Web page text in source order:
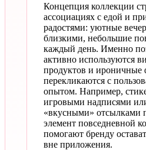
Концепция коллекции
ассоциациях с едой и
радостями: уютные
близкими, небольшие
каждый день. Именно
активно используются
продуктов и ироничные
перекликаются с
опытом. Например,
игровыми надписями
«вкусными» отсылками
элемент повседневной
помогают бренду
вне приложения.